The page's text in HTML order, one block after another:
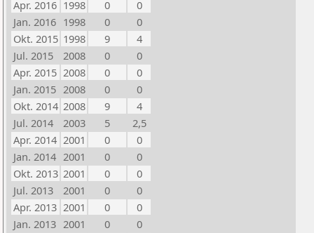
Apr. 2016 1998 0
0
Jan. 2016 1998 0
0
Okt. 2015 1998 9
4
Jul. 2015
2008 0
0
Apr. 2015 2008 0
0
Jan. 2015 2008 0
0
Okt. 2014 2008 9
4
Jul. 2014
2003 5
2,5
Apr. 2014 2001 0
0
Jan. 2014 2001 0
0
Okt. 2013 2001 0
0
Jul. 2013
2001 0
0
Apr. 2013 2001 0
0
Jan. 2013 2001 0
0